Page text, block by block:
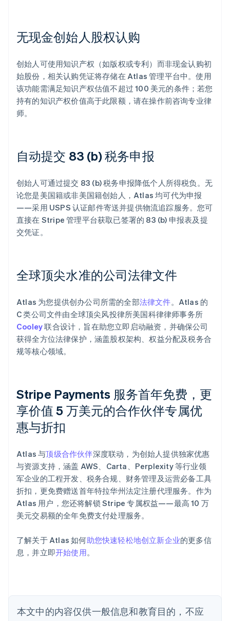
无现金创始人股权认购
创始人可使用知识产权（如版权或专利）而非现金认购初
始股份，相关认购凭证将存储在 Atlas 管理平台中。使用
该功能需满足知识产权估值不超过 100 美元的条件；若您
持有的知识产权价值高于此限额，请在操作前咨询专业律
师。
自动提交 83 (b) 税务申报
创始人可通过提交 83 (b) 税务申报降低个人所得税负。无
论您是美国籍或非美国籍创始人，Atlas 均可代为申报
——采用 USPS 认证邮件寄送并提供物流追踪服务。您可
直接在 Stripe 管理平台获取已签署的 83 (b) 申报表及提
交凭证。
全球顶尖水准的公司法律文件
Atlas 为您提供创办公司所需的全部法律文件。Atlas 的
C 类公司文件由全球顶尖风投律所美国科律律师事务所
Cooley联合设计，旨在助您立即启动融资，并确保公司
获得全方位法律保护，涵盖股权架构、权益分配及税务合
规等核心领域。
Stripe Payments 服务首年免费，更
享价值 5 万美元的合作伙伴专属优
惠与折扣
Atlas 与顶级合作伙伴深度联动，为创始人提供独家优惠
与资源支持，涵盖 AWS、Carta、Perplexity 等行业领
军企业的工程开发、税务合规、财务管理及运营必备工具
折扣，更免费赠送首年特拉华州法定注册代理服务。作为
Atlas 用户，您还将解锁 Stripe 专属权益——最高 10 万
美元交易额的全年免费支付处理服务。
了解关于 Atlas 如何助您快速轻松地创立新企业的更多信
息，并立即开始使用。
本文中的内容仅供一般信息和教育目的，不应
阿联酋
English
English
爱沙尼亚
English
奥地利
DeutschEnglish
澳大利亚
English
PortuguêsEnglish
保加利亚
English
丹麦